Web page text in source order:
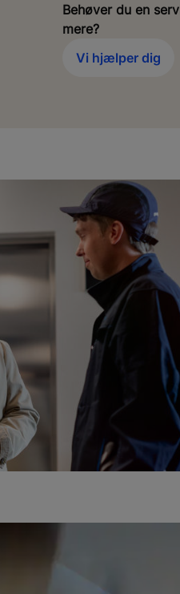
Behøver du en
mere?
Vi hjælper dig